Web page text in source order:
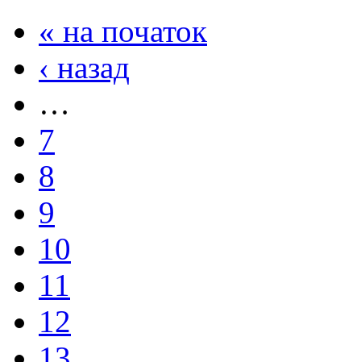
« на початок
‹ назад
…
7
8
9
10
11
12